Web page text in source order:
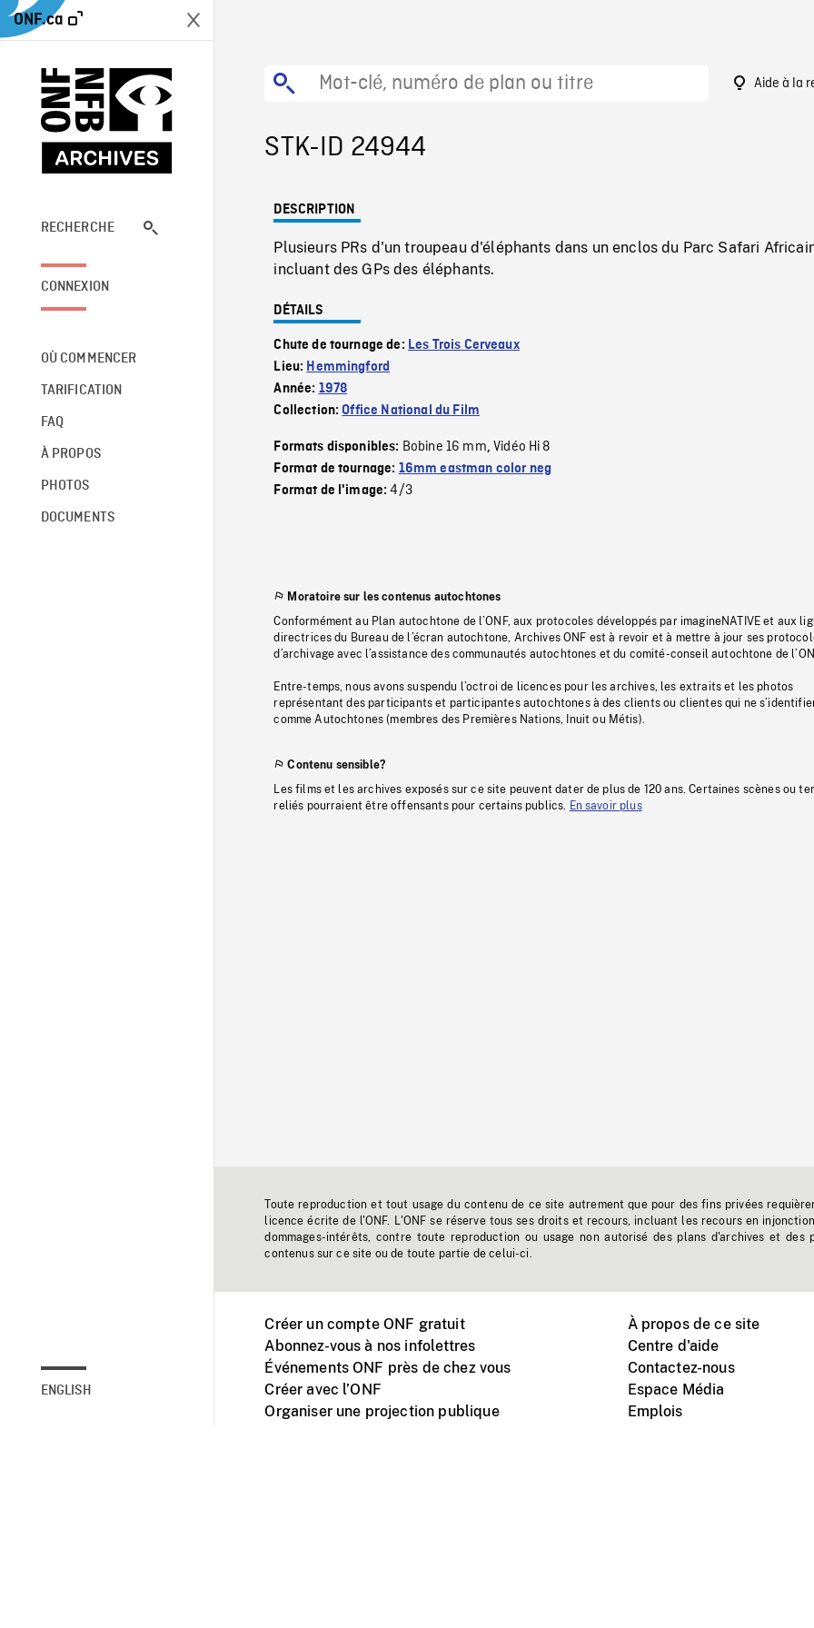
ONF.ca
RECHERCHE
CONNEXION
OÙ COMMENCER
TARIFICATION
FAQ
À PROPOS
PHOTOS
DOCUMENTS
ENGLISH
Aide à la
STK-ID 24944
DESCRIPTION
Plusieurs PRs d'un troupeau d'éléphants dans un enclos du Parc Safari
incluant des GPs des éléphants.
DÉTAILS
Chute de tournage de: Les Trois Cerveaux
Lieu: Hemmingford
Année: 1978
Collection:Office National du Film
Formats disponibles: Bobine 16 mm,Vidéo Hi 8
Format de tournage: 16mm eastman color neg
Format de l'image:4/3
Moratoire sur les contenus autochtones
Conformément au Plan autochtone de l’ONF, aux protocoles développés par imagineNATIVE et aux
directrices du Bureau de l’écran autochtone, Archives ONF est à revoir et à mettre à jour ses
d’archivage avec l’assistance des communautés autochtones et du comité-conseil autochtone de
Entre-temps, nous avons suspendu l’octroi de licences pour les archives, les extraits et les photos
représentant des participants et participantes autochtones à des clients ou clientes qui ne
comme Autochtones (membres des Premières Nations, Inuit ou Métis).
Contenu sensible?
Les films et les archives exposés sur ce site peuvent dater de plus de 120 ans. Certaines scènes ou
reliés pourraient être offensants pour certains publics. En savoir plus
Toute reproduction et tout usage du contenu de ce site autrement que pour des fins privées
licence écrite de l'ONF. L'ONF se réserve tous ses droits et recours, incluant les recours en
dommages-intérêts, contre toute reproduction ou usage non autorisé des plans d'archives et des
contenus sur ce site ou de toute partie de celui-ci.
Créer un compte ONF gratuit
Abonnez-vous à nos infolettres
Événements ONF près de chez vous
Créer avec l’ONF
Organiser une projection publique
À propos de ce site
Centre d'aide
Contactez-nous
Espace Média
Emplois